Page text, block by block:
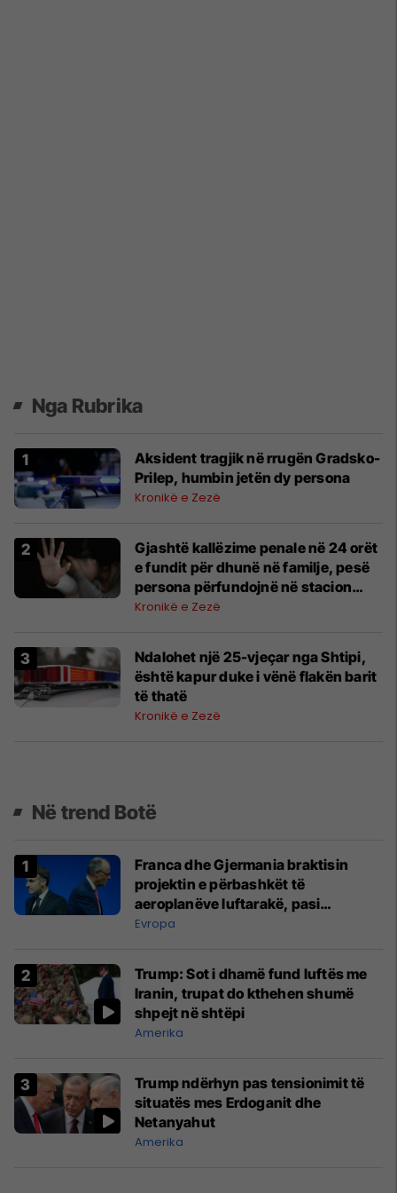
Nga Rubrika
Aksident tragjik në rrugën Gradsko-
Prilep, humbin jetën dy persona
Kronikë e Zezë
Gjashtë kallëzime penale në 24 orët
e fundit për dhunë në familje, pesë
persona përfundojnë në stacion
policor
Kronikë e Zezë
Ndalohet një 25-vjeçar nga Shtipi,
është kapur duke i vënë flakën barit
të thatë
Kronikë e Zezë
Në trend Botë
Franca dhe Gjermania braktisin
projektin e përbashkët të
aeroplanëve luftarakë, pasi
kompanitë nuk arrijnë marrëveshje
Evropa
Trump: Sot i dhamë fund luftës me
Iranin, trupat do kthehen shumë
shpejt në shtëpi
Amerika
Trump ndërhyn pas tensionimit të
situatës mes Erdoganit dhe
Netanyahut
Amerika